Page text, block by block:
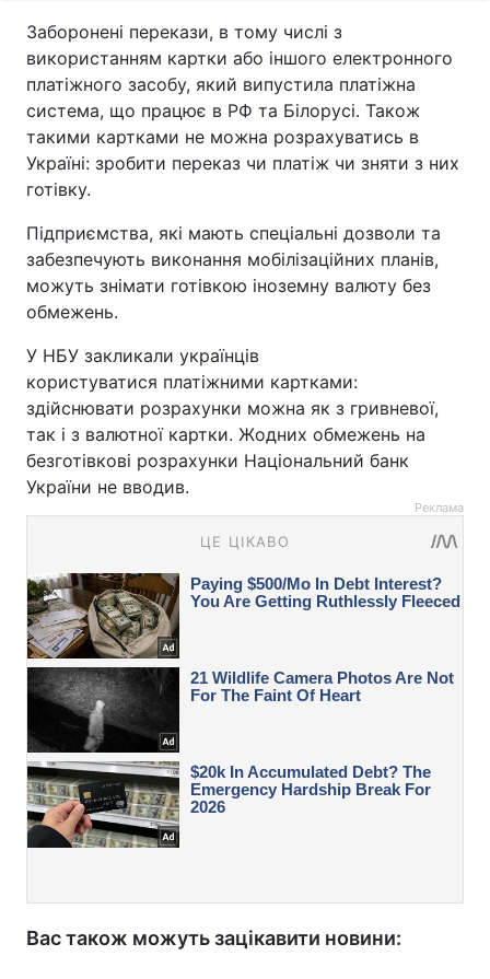
Заборонені перекази, в тому числі з
використанням картки або іншого електронного
платіжного засобу, який випустила платіжна
система, що працює в РФ та Білорусі. Також
такими картками не можна розрахуватись в
Україні: зробити переказ чи платіж чи зняти з них
готівку.
Підприємства, які мають спеціальні дозволи та
забезпечують виконання мобілізаційних планів,
можуть знімати готівкою іноземну валюту без
обмежень.
У НБУ закликали українців
користуватися платіжними картками:
здійснювати розрахунки можна як з гривневої,
так і з валютної картки. Жодних обмежень на
безготівкові розрахунки Національний банк
України не вводив.
Реклама
Вас також можуть зацікавити новини: